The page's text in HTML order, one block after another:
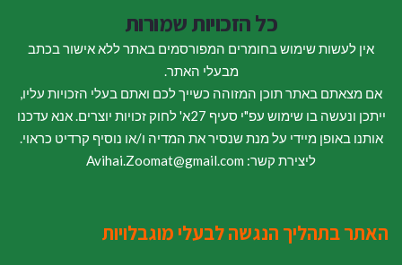
כל הזכויות שמורות
אין לעשות שימוש בחומרים המפורסמים באתר ללא אישור בכתב
מבעלי האתר.
אם מצאתם באתר תוכן המזוהה כשייך לכם ואתם בעלי הזכויות עליו,
ייתכן ונעשה בו שימוש עפ"י סעיף 27א' לחוק זכויות יוצרים. אנא עדכנו
אותנו באופן מיידי על מנת שנסיר את המדיה ו/או נוסיף קרדיט כראוי.
ליצירת קשר: Avihai.Zoomat@gmail.com
האתר בתהליך הנגשה לבעלי מוגבלויות